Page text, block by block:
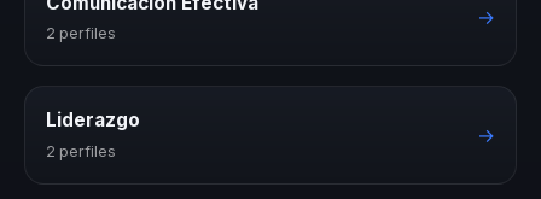
2 perfiles
→
Liderazgo
2 perfiles
→